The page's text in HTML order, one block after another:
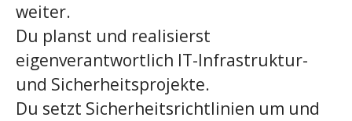
weiter.
Du planst und realisierst
eigenverantwortlich IT-Infrastruktur-
und Sicherheitsprojekte.
Du setzt Sicherheitsrichtlinien um und